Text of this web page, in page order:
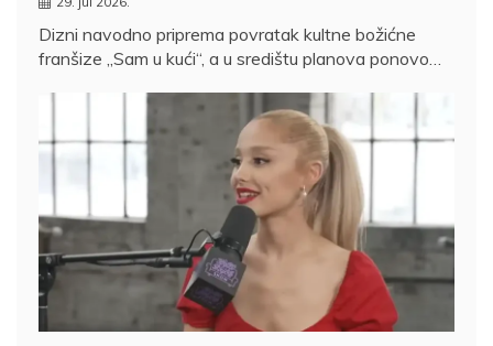
Dizni navodno priprema povratak kultne božićne
franšize „Sam u kući“, a u središtu planova ponovo…